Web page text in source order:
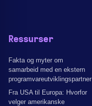
Ressurser
Fakta og myter om
samarbeid med en ekstern
programvareutviklingspartner
Fra USA til Europa: Hvorfor
velger amerikanske